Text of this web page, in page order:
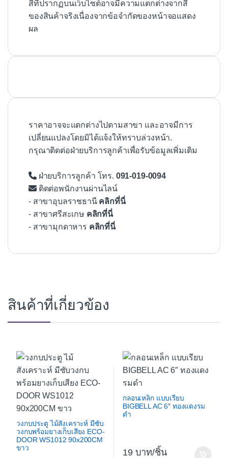
สีที่ปรากฏบนเว็บไซต์อาจมีความแตกต่างจากสี
ของสินค้าจริงเนื่องจากข้อจำกัดของหน้าจอแสดง
ผล
ราคาอาจจะแตกต่างไปตามสาขา และอาจมีการ
เปลี่ยนแปลงโดยมิได้แจ้งให้ทราบล่วงหน้า.
กรุณาติดต่อฝ่ายบริการลูกค้าเพื่อรับข้อมูลเพิ่มเติม
ฝ่ายบริการลูกค้า โทร. 091-019-0094
ติดต่อพนักงานผ่านไลน์
- สาขาอุบลราชธานี คลิกที่นี่
- สาขาศรีสะเกษ คลิกที่นี่
- สาขามุกดาหาร คลิกที่นี่
สินค้าที่เกี่ยวข้อง
วงกบประตู ไม้สังเคราะห์ มีซับ
วงกบพร้อมยางเก็บเสียง ECO-
DOOR WS1012 90x200CM
ขาว
กลอนเหล็ก แบบเรียบ
BIGBELL AC 6″ ทองแดงรม
ดำ
19 /ชิ้น